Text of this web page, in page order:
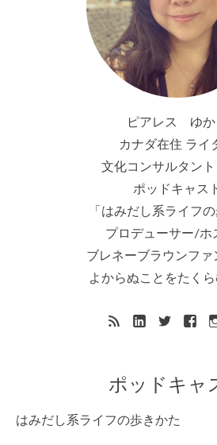
ピアレス ゆか
カナダ在住 ライ
文化コンサルタント
ポッドキャス
「はみだし系ライフの
プロデューサー/ホ
ブレネーブラウンフ
よからぬことをたくら
ポッドキャ
はみだし系ライフの歩きかた